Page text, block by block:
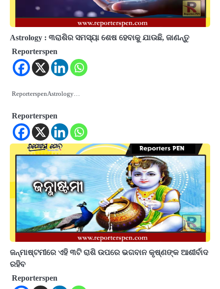
Astrology : ୩ରାଶିର ସମସ୍ୟା ଶେଷ ହେବାକୁ ଯାଉଛି, ଜାଣନ୍ତୁ
Reporterspen
ReporterspenAstrology…
Reporterspen
ଜନ୍ମାଷ୍ଟମୀରେ ଏହି ୩ଟି ରାଶି ଉପରେ ଭଗବାନ କୃଷ୍ଣଙ୍କ ଆଶୀର୍ବାଦ
ରହିବ
Reporterspen